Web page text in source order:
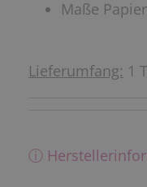
Maße
Lieferumfang: 1
ⓘ